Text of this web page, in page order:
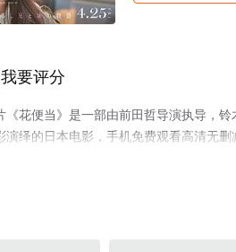
我要评分
《花便当》是一部由前田哲导演执导，
演绎的日本电影，手机免费观看高清无